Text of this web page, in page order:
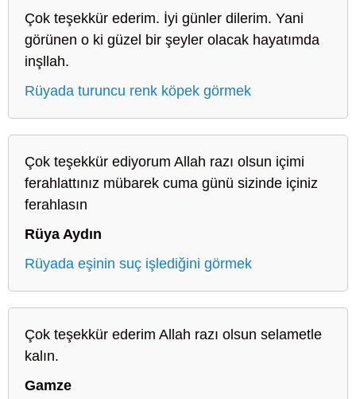
Çok teşekkür ederim. İyi günler dilerim. Yani
görünen o ki güzel bir şeyler olacak hayatımda
inşllah.
Rüyada turuncu renk köpek görmek
Çok teşekkür ediyorum Allah razı olsun içimi
ferahlattınız mübarek cuma günü sizinde içiniz
ferahlasın
Rüya Aydın
Rüyada eşinin suç işlediğini görmek
Çok teşekkür ederim Allah razı olsun selametle
kalın.
Gamze